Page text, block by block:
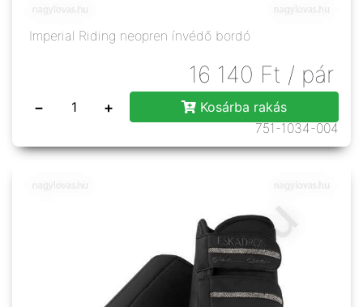
Imperial Riding neopren ínvédő bordó
16 140 Ft / pár
− +
Kosárba rakás
751-1034-004